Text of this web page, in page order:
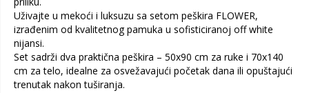
Uživajte u mekoći i luksuzu sa setom peškira FLOWER,
izrađenim od kvalitetnog pamuka u sofisticiranoj off white
nijansi.
Set sadrži dva praktična peškira – 50x90 cm za ruke i 70x140
cm za telo, idealne za osvežavajući početak dana ili opuštajući
trenutak nakon tuširanja.